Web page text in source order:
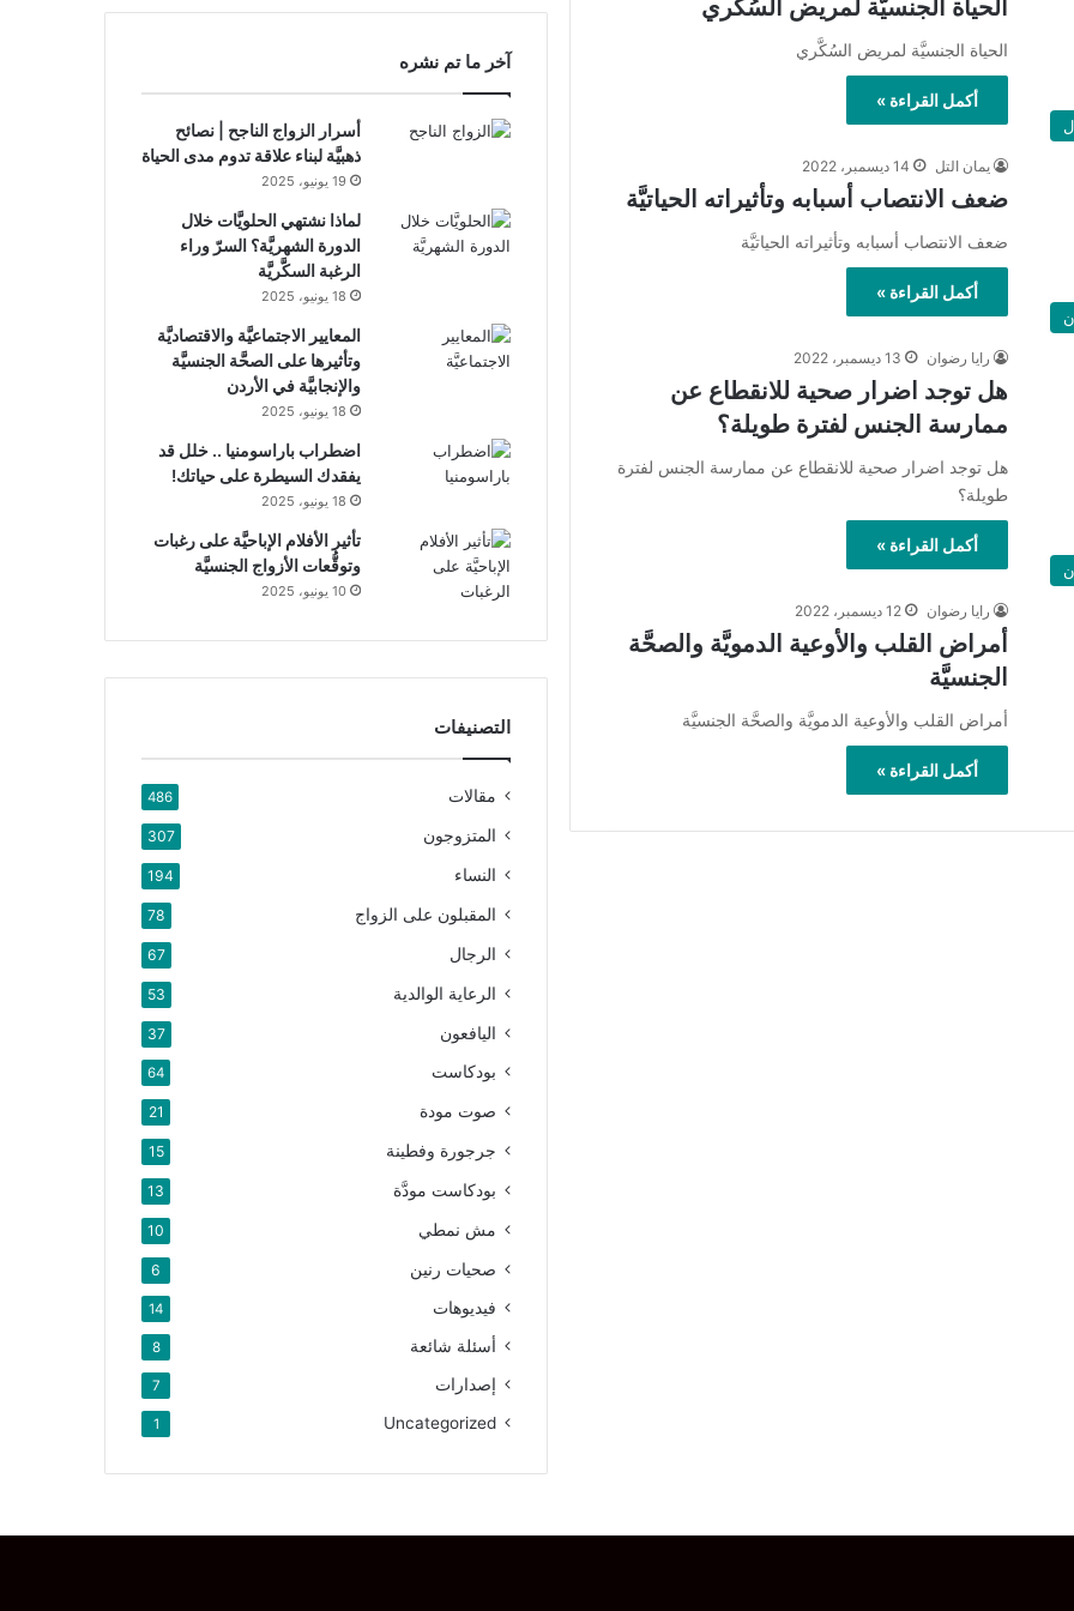
الحياة الجنسيَّة لمريض السُكَّري
الحياة الجنسيَّة لمريض السُكَّري
أكمل القراءة »
يمان التل 14 ديسمبر، 2022
ضعف الانتصاب أسبابه وتأثيراته الحياتيَّة
ضعف الانتصاب أسبابه وتأثيراته الحياتيَّة
أكمل القراءة »
رايا رضوان 13 ديسمبر، 2022
هل توجد اضرار صحية للانقطاع عن
ممارسة الجنس لفترة طويلة؟
هل توجد اضرار صحية للانقطاع عن ممارسة الجنس لفترة
طويلة؟
أكمل القراءة »
رايا رضوان 12 ديسمبر، 2022
أمراض القلب والأوعية الدمويَّة والصحَّة
الجنسيَّة
أمراض القلب والأوعية الدمويَّة والصحَّة الجنسيَّة
أكمل القراءة »
آخر ما تم نشره
أسرار الزواج الناجح | نصائح
ذهبيَّة لبناء علاقة تدوم مدى الحياة
19 يونيو، 2025
لماذا نشتهي الحلويَّات خلال
الدورة الشهريَّة؟ السرّ وراء
الرغبة السكَّريَّة
18 يونيو، 2025
المعايير الاجتماعيَّة والاقتصاديَّة
وتأثيرها على الصحَّة الجنسيَّة
والإنجابيَّة في الأردن
18 يونيو، 2025
اضطراب باراسومنيا .. خلل قد
يفقدك السيطرة على حياتك!
18 يونيو، 2025
تأثير الأفلام الإباحيَّة على رغبات
وتوقُّعات الأزواج الجنسيَّة
10 يونيو، 2025
التصنيفات
مقالات 486
المتزوجون 307
النساء 194
المقبلون على الزواج 78
الرجال 67
الرعاية الوالدية 53
اليافعون 37
بودكاست 64
صوت مودة 21
جرجورة وفطينة 15
بودكاست مودَّة 13
مش نمطي 10
صحيات رنين 6
فيديوهات 14
أسئلة شائعة 8
إصدارات 7
Uncategorized
1